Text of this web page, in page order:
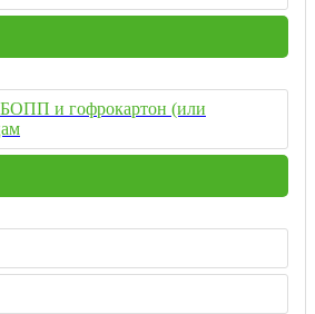
БОПП и гофрокартон (или